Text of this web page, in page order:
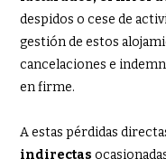
despidos o cese de
gestión de estos
cancelaciones e
en firme.
A estas pérdidas
indirectas